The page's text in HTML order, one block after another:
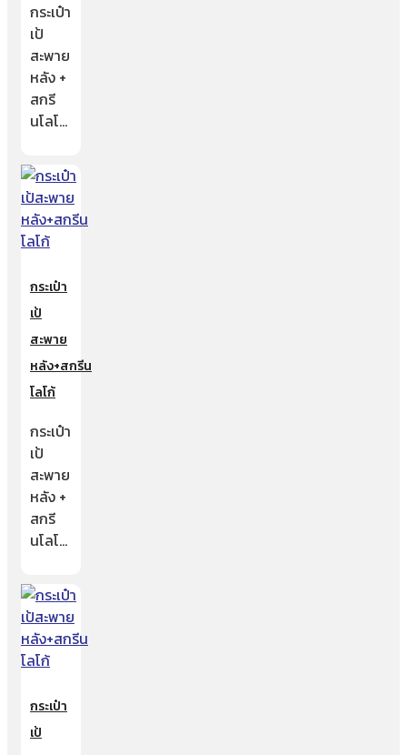
กระเป๋า
เป้
สะพาย
หลัง +
สกรี
นโลโ…
กระเป๋า
เป้
สะพาย
หลัง+สกรีน
โลโก้
กระเป๋า
เป้
สะพาย
หลัง +
สกรี
นโลโ…
กระเป๋า
เป้